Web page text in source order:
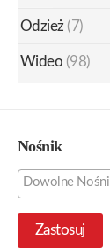
Odzież (7)
Wideo (98)
Nośnik
Zastosuj